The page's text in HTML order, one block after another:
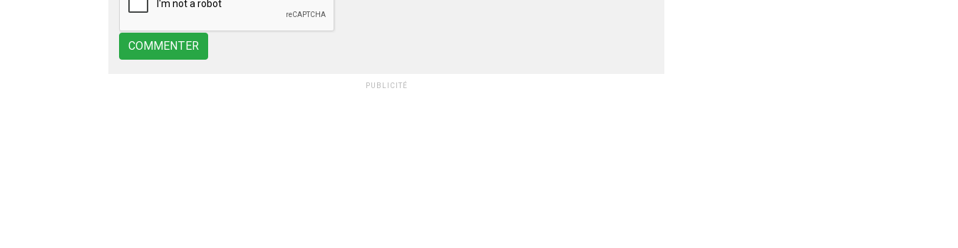
COMMENTER
PUBLICITÉ